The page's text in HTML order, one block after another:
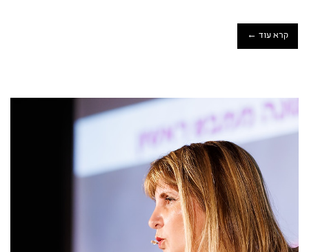
קרא עוד ←